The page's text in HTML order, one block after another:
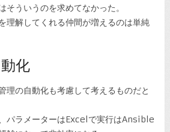
そういうのを求めてなかった。
理解してくれる仲間が増えるのは単純
化
理の自動化も考慮して考えるものだと
パラメーターはExcelで実行はAnsible